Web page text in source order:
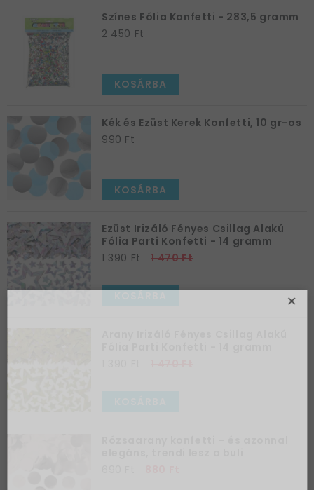
Színes Fólia Konfetti - 283,5 gramm
2 450 Ft
KOSÁRBA
Kék és Ezüst Kerek Konfetti, 10 gr-os
990 Ft
KOSÁRBA
Ezüst Irizáló Fényes Csillag Alakú
Fólia Parti Konfetti - 14 gramm
1 390 Ft
1 470 Ft
×